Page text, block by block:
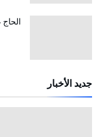
جديد الأخبار